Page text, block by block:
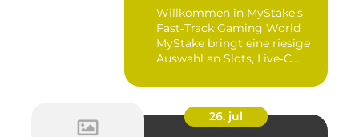
Willkommen in MyStake's
Fast‑Track Gaming World
MyStake bringt eine riesige
Auswahl an Slots, Live‑C...
26. jul